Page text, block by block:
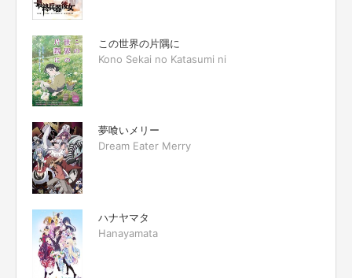
この世界の片隅に
Kono Sekai no Katasumi ni
夢喰いメリー
Dream Eater Merry
ハナヤマタ
Hanayamata